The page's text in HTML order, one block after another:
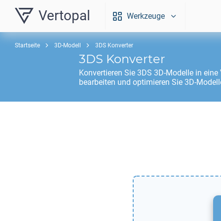
Vertopal Werkzeuge
Startseite 3D-Modell 3DS Konverter
3DS Konverter
Konvertieren Sie 3DS 3D-Modelle in
bearbeiten und optimieren Sie 3D-